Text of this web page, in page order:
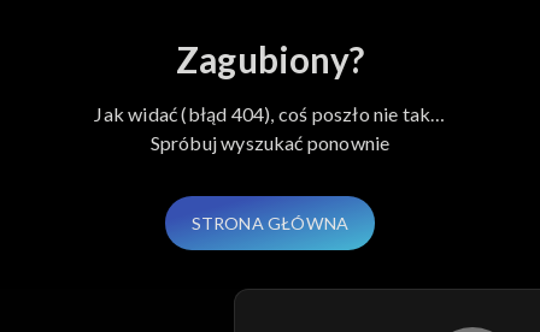
Zagubiony?
Jak widać (błąd 404), coś poszło nie tak…
Spróbuj wyszukać ponownie
STRONA GŁÓWNA